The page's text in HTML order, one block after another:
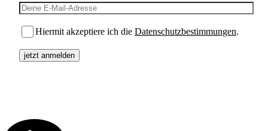
E-Mail-Adresse
Hiermit akzeptiere ich die Datenschutzbestimmungen.